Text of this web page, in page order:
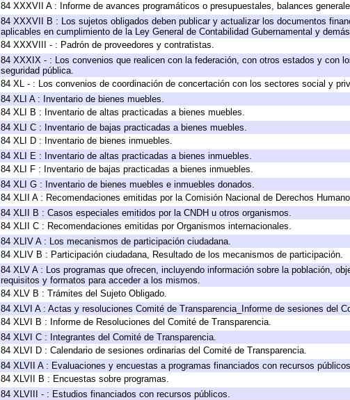
84 XXXVII A : Informe de avances programáticos o presupuestales, balances
84 XXXVII B : Los sujetos obligados deben publicar y actualizar los documentos
aplicables en cumplimiento de la Ley General de Contabilidad Gubernamental y
84 XXXVIII - : Padrón de proveedores y contratistas.
84 XXXIX - : Los convenios que realicen con la federación, con otros estados y con
seguridad pública.
84 XL - : Los convenios de coordinación de concertación con los sectores social y
84 XLI A : Inventario de bienes muebles.
84 XLI B : Inventario de altas practicadas a bienes muebles.
84 XLI C : Inventario de bajas practicadas a bienes muebles.
84 XLI D : Inventario de bienes inmuebles.
84 XLI E : Inventario de altas practicadas a bienes inmuebles.
84 XLI F : Inventario de bajas practicadas a bienes inmuebles.
84 XLI G : Inventario de bienes muebles e inmuebles donados.
84 XLII A : Recomendaciones emitidas por la Comisión Nacional de Derechos
84 XLII B : Casos especiales emitidos por la CNDH u otros organismos.
84 XLII C : Recomendaciones emitidas por Organismos internacionales.
84 XLIV A : Los mecanismos de participación ciudadana.
84 XLIV B : Participación ciudadana, Resultado de los mecanismos de participación.
84 XLV A : Los programas que ofrecen, incluyendo información sobre la población,
requisitos y formatos para acceder a los mismos.
84 XLV B : Trámites del Sujeto Obligado.
84 XLVI A : Actas y resoluciones Comité de Transparencia_Informe de sesiones del
84 XLVI B : Informe de Resoluciones del Comité de Transparencia.
84 XLVI C : Integrantes del Comité de Transparencia.
84 XLVI D : Calendario de sesiones ordinarias del Comité de Transparencia.
84 XLVII A : Evaluaciones y encuestas a programas financiados con recursos
84 XLVII B : Encuestas sobre programas.
84 XLVIII - : Estudios financiados con recursos públicos.